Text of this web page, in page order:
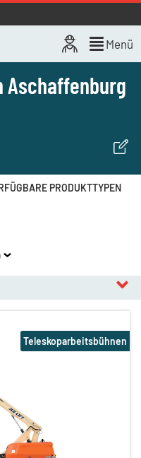
Menü
Aschaffenburg
PRODUKTTYPEN
Teleskoparbeitsbühnen